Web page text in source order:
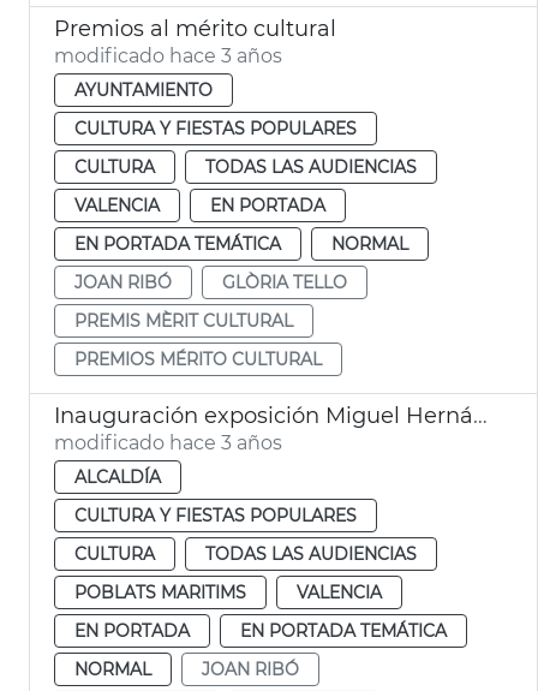
Premios al mérito cultural
modificado hace 3 años
AYUNTAMIENTO
CULTURA Y FIESTAS POPULARES
CULTURA
TODAS LAS AUDIENCIAS
VALENCIA
EN PORTADA
EN PORTADA TEMÁTICA
NORMAL
JOAN RIBÓ
GLÒRIA TELLO
PREMIS MÈRIT CULTURAL
PREMIOS MÉRITO CULTURAL
Inauguración exposición Miguel Hernández
modificado hace 3 años
ALCALDÍA
CULTURA Y FIESTAS POPULARES
CULTURA
TODAS LAS AUDIENCIAS
POBLATS MARITIMS
VALENCIA
EN PORTADA
EN PORTADA TEMÁTICA
NORMAL
JOAN RIBÓ